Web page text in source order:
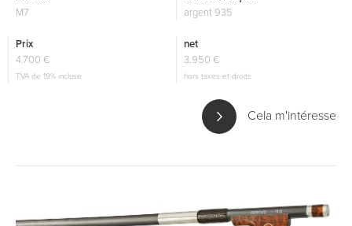
M7
argent 935
Prix
4.700 €
TVA de 19% incluse
net
3.950 €
hors taxes et droits
Cela m'intéresse